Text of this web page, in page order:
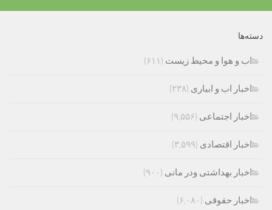
دسته‌ها
اب و هوا و محیط زیست (۶۱۱)
اخبار اب و ابیاری (۲۳۸)
اخبار اجتماعی (۹,۵۵۶)
اخبار اقتصادی (۳,۵۹۹)
اخبار بهداشتی ودر مانی (۹۰۰)
اخبار حقوقی (۶,۰۸۰)